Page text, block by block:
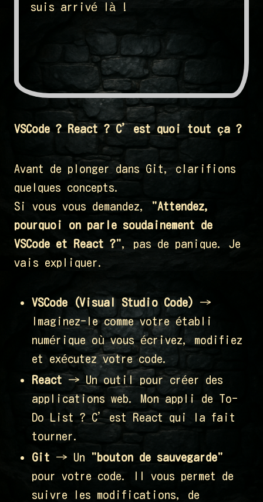
suis arrivé là !
VSCode ? React ? C’est quoi tout ça ?
Avant de plonger dans Git, clarifions
quelques concepts.
Si vous vous demandez, "Attendez,
pourquoi on parle soudainement de
VSCode et React ?", pas de panique. Je
vais expliquer.
VSCode (Visual Studio Code) →
Imaginez-le comme votre établi
numérique où vous écrivez, modifiez
et exécutez votre code.
React → Un outil pour créer des
applications web. Mon appli de To-
Do List ? C’est React qui la fait
tourner.
Git → Un "bouton de sauvegarde"
pour votre code. Il vous permet de
suivre les modifications, de